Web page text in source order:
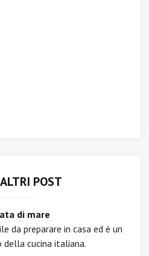
POST
di mare
da preparare in casa ed è un
cucina italiana.